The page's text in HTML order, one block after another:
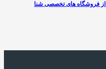
از فروشگاه های تخصصی شنا